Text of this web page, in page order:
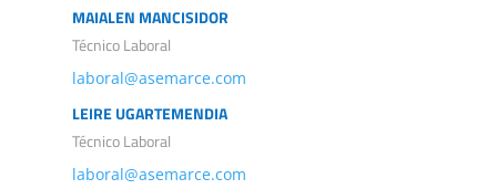
MAIALEN MANCISIDOR
Técnico Laboral
laboral@asemarce.com
LEIRE UGARTEMENDIA
Técnico Laboral
laboral@asemarce.com